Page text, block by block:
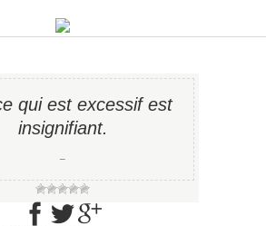
qui est excessif est
insignifiant.
−